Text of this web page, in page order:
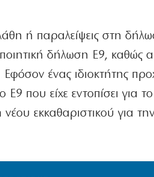
ή παραλείψεις στη
δήλωση Ε9, καθώς
ένας ιδιοκτήτης
Ε9 που είχε εντοπίσει για
εκκαθαριστικού για